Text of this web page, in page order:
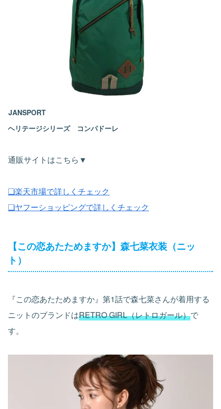
JANSPORT
ヘリテージシリーズ コンパドーレ
通販サイトはこちら▼
❏楽天市場で詳しくチェック
❏ヤフーショッピングで詳しくチェック
【この恋あたためますか】森七菜衣装（ニッ
ト）
『この恋あたためますか』第1話で森七菜さんが着用する
ニットのブランドはRETRO GIRL（レトロガール）で
す。